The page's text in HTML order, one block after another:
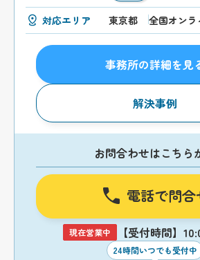
対応エリア 東京都 全国オン
事務所の詳細を見
解決事例
お問合わせはこちら
電話で問合
現在営業中 【受付時間】
24時間いつでも受付中